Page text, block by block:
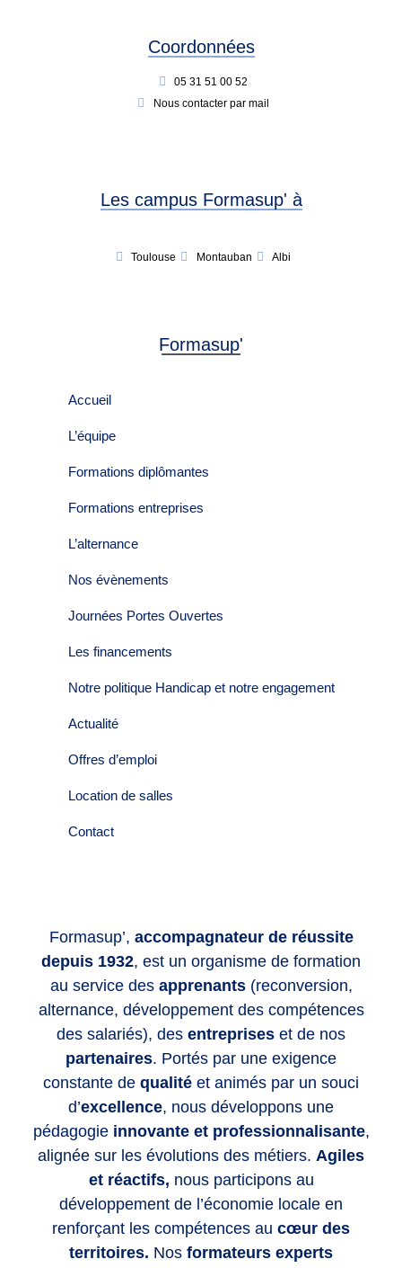
Formasup’, accompagnateur de réussite
depuis 1932, est un organisme de formation
au service des apprenants(reconversion,
alternance, développement des compétences
des salariés), des entreprises et de nos
partenaires. Portés par une exigence
constante de qualité et animés par un souci
d’excellence, nous développons une
pédagogie innovante et professionnalisante,
alignée sur les évolutions des métiers. Agiles
et réactifs, nous participons au
développement de l’économie locale en
renforçant les compétences au cœur des
territoires. Nos formateurs experts
Formasup'
Accueil
L’équipe
Formations diplômantes
Formations entreprises
L’alternance
Nos évènements
Journées Portes Ouvertes
Les financements
Notre politique Handicap et notre engagement
Actualité
Offres d’emploi
Location de salles
Contact
Coordonnées
05 31 51 00 52
Nous contacter par mail
Les campus Formasup' à
Toulouse Montauban Albi